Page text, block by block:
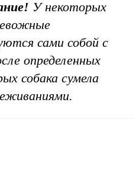
У некоторых
сами собой с
определенных
собака сумела